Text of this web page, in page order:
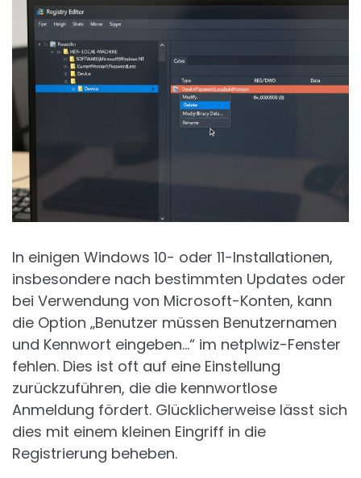
In einigen Windows 10- oder 11-Installationen,
insbesondere nach bestimmten Updates oder
bei Verwendung von Microsoft-Konten, kann
die Option „Benutzer müssen Benutzernamen
und Kennwort eingeben…“ im netplwiz-Fenster
fehlen. Dies ist oft auf eine Einstellung
zurückzuführen, die die kennwortlose
Anmeldung fördert. Glücklicherweise lässt sich
dies mit einem kleinen Eingriff in die
Registrierung beheben.